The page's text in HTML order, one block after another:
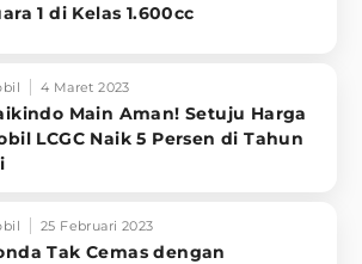
1 di Kelas 1.600cc
4 Maret 2023
Main Aman! Setuju Harga
LCGC Naik 5 Persen di Tahun
25 Februari 2023
Tak Cemas dengan